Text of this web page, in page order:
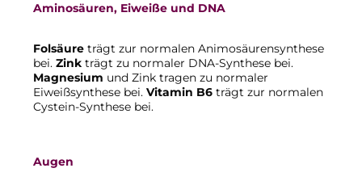
Aminosäuren, Eiweiße und DNA
Folsäure trägt zur normalen Animosäurensynthese
bei. Zink trägt zu normaler DNA-Synthese bei.
Magnesium und Zink tragen zu normaler
Eiweißsynthese bei. Vitamin B6 trägt zur normalen
Cystein-Synthese bei.
Augen